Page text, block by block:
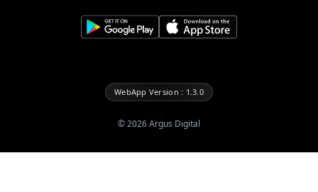
WebApp Version : 1.3.0
©2026Argus Digital